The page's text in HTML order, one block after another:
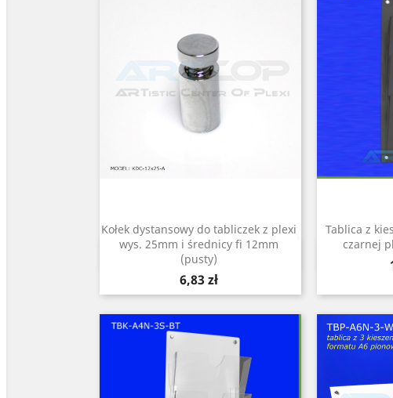
Kołek dystansowy do tabliczek z plexi
wys. 25mm i średnicy fi 12mm
(pusty)
Cena
6,83 zł
Szybki podgląd
Tablica z
czarnej
